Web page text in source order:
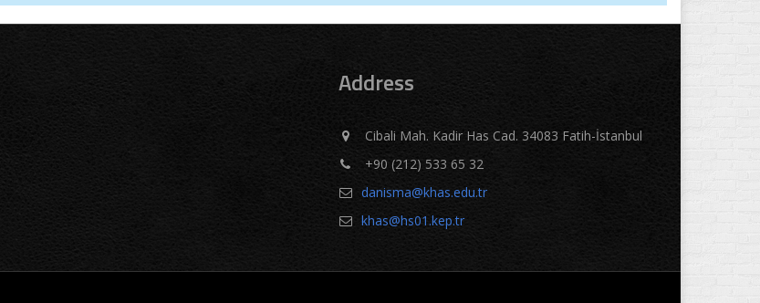
Address
Cibali Mah. Kadir Has Cad. 34083 Fatih-İstanbul
+90 (212) 533 65 32
danisma@khas.edu.tr
khas@hs01.kep.tr